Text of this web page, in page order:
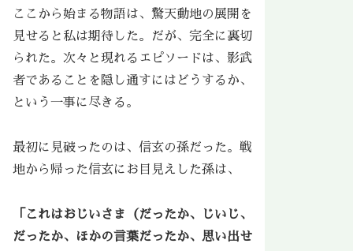
ここから始まる物語は、驚天動地の展開を
見せると私は期待した。だが、完全に裏切
られた。次々と現れるエピソードは、影武
者であることを隠し通すにはどうするか、
という一事に尽きる。
最初に見破ったのは、信玄の孫だった。戦
地から帰った信玄にお目見えした孫は、
「これはおじいさま（だったか、じいじ、
だったか、ほかの言葉だったか、思い出せ